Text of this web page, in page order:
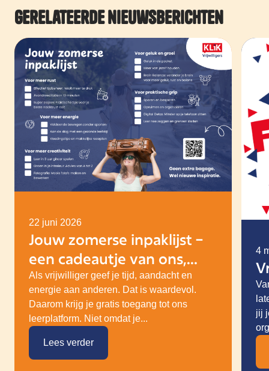
Gerelateerde nieuwsberichten
22 juni 2026
Jouw zomerse inpaklijst –
een cadeautje van ons,
speciaal voor jou als
vrijwilliger!
Als vrijwilliger geef je tijd, aandacht en
energie aan anderen. Dat is waardevol.
Daarom krijg je gratis toegang tot ons
leerplatform. Niet omdat je...
Lees verder
4
jij